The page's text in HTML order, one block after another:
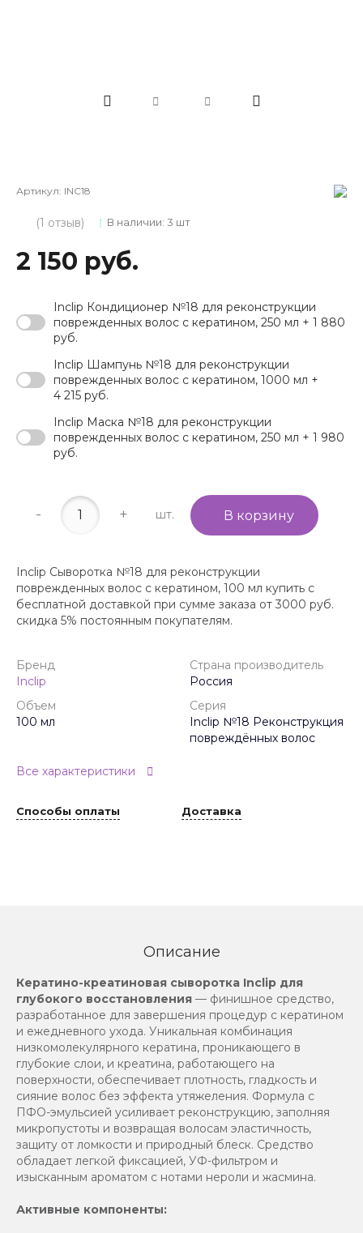
Артикул: INC18
(1 отзыв) В наличии: 3 шт
2 150 руб.
Inclip Кондиционер №18 для реконструкции
поврежденных волос с кератином, 250 мл + 1 880
руб.
Inclip Шампунь №18 для реконструкции
поврежденных волос с кератином, 1000 мл +
4 215 руб.
Inclip Маска №18 для реконструкции
поврежденных волос с кератином, 250 мл + 1 980
руб.
- + шт. В корзину
Inclip Сыворотка №18 для реконструкции
поврежденных волос с кератином, 100 мл купить с
бесплатной доставкой при сумме заказа от 3000 руб.
скидка 5% постоянным покупателям.
Бренд
Inclip
Страна производитель
Россия
Объем
100 мл
Серия
Inclip №18 Реконструкция
повреждённых волос
Все характеристики
Способы оплаты Доставка
Описание
Кератино-креатиновая сыворотка Inclip для
глубокого восстановления — финишное средство,
разработанное для завершения процедур с кератином
и ежедневного ухода. Уникальная комбинация
низкомолекулярного кератина, проникающего в
глубокие слои, и креатина, работающего на
поверхности, обеспечивает плотность, гладкость и
сияние волос без эффекта утяжеления. Формула с
ПФО-эмульсией усиливает реконструкцию, заполняя
микропустоты и возвращая волосам эластичность,
защиту от ломкости и природный блеск. Средство
обладает легкой фиксацией, УФ-фильтром и
изысканным ароматом с нотами нероли и жасмина.
Активные компоненты: